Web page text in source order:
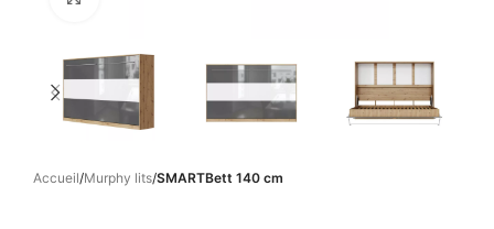
Accueil Murphy lits SMARTBett 140 cm